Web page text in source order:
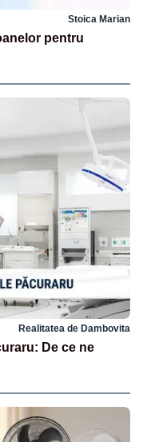
Stoica Marian
pentru
Realitatea de Dambovita
De ce ne